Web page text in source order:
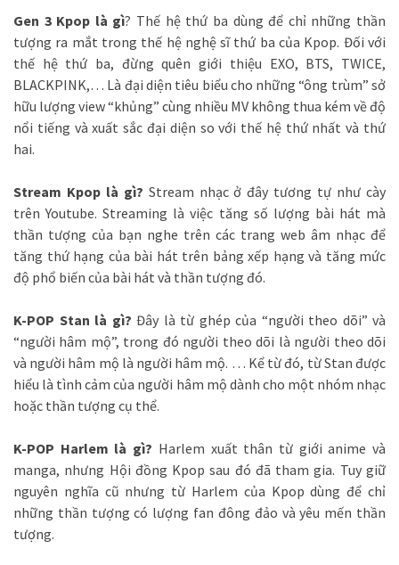
Gen 3 Kpop là gì? Thế hệ thứ ba dùng để chỉ những thần
tượng ra mắt trong thế hệ nghệ sĩ thứ ba của Kpop. Đối với
thế hệ thứ ba, đừng quên giới thiệu EXO, BTS, TWICE,
BLACKPINK,… Là đại diện tiêu biểu cho những “ông trùm” sở
hữu lượng view “khủng” cùng nhiều MV không thua kém về độ
nổi tiếng và xuất sắc đại diện so với thế hệ thứ nhất và thứ
hai.
Stream Kpop là gì? Stream nhạc ở đây tương tự như cày
trên Youtube. Streaming là việc tăng số lượng bài hát mà
thần tượng của bạn nghe trên các trang web âm nhạc để
tăng thứ hạng của bài hát trên bảng xếp hạng và tăng mức
độ phổ biến của bài hát và thần tượng đó.
K-POP Stan là gì? Đây là từ ghép của “người theo dõi” và
“người hâm mộ”, trong đó người theo dõi là người theo dõi
và người hâm mộ là người hâm mộ. … Kể từ đó, từ Stan được
hiểu là tình cảm của người hâm mộ dành cho một nhóm nhạc
hoặc thần tượng cụ thể.
K-POP Harlem là gì? Harlem xuất thân từ giới anime và
manga, nhưng Hội đồng Kpop sau đó đã tham gia. Tuy giữ
nguyên nghĩa cũ nhưng từ Harlem của Kpop dùng để chỉ
những thần tượng có lượng fan đông đảo và yêu mến thần
tượng.